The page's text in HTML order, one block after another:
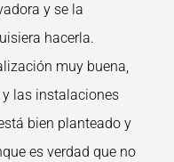
y se la
hacerla.
muy buena,
las instalaciones
bien planteado y
es verdad que no